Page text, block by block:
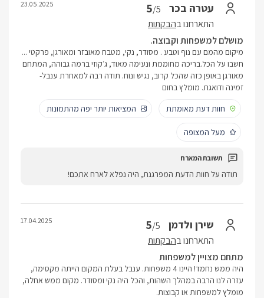
עטרה בכר 5/5
התארחנו בהבקתות
23.05.2025
מושלם למשפחות וקבוצה.
מיקום מהמם עם נוף וטבע . מסודר, נקי, מטבח מאובזר ומאורגן, פרקטי ...
חשבו על הכל.בריכה מחוממת ונעימה מאוד, ג׳קוזי ברמה גבוהה, המתחם
מאורגן באופן כזה שהכל קרוב, נגיש ונוח. תודה רבה למאחרת ענבל-
זמינה ודואגת. מומלץ בחום
חוות דעת מאומתת
המציאות יותר יפה מהתמונות
מעל המצופה
תודה על חוות הדעת המפרגנת, היה נפלא לארח אתכם!
שירן ולדמן 5/5
התארחנו בהבקתות
17.04.2025
מתחם מצויין למשפחות
היה ממש נחמד! היינו 4 משפחות. ענבל בעלת המקום הייתה מקסימה,
עזרה לנו הרבה במהלך השהות, והכל היה נקי ומסודר. מקום ממש אחלה,
מומלץ למשפחות או קבוצות.